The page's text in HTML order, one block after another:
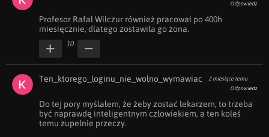
Odpowiedz
Profesor Rafał Wilczur również pracował po 400h
miesięcznie, dlatego zostawiła go żona.
10
Ten_ktorego_loginu_nie_wolno_wymawiac
2 miesiące temu
Odpowiedz
Do tej pory myślałem, że żeby zostać lekarzem, to trzeba
być naprawdę inteligentnym człowiekiem, a ten koleś
temu zupełnie przeczy.